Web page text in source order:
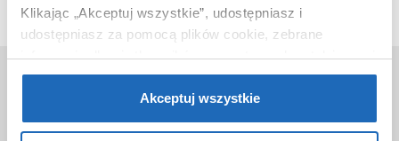
Klikając „Akceptuj wszystkie”, udostępniasz i
udostępniasz za pomocą plików cookie, zebrane
informacje dla użytkowników zewnętrznych, a także nasi
partnerzy reklamowi.Jeśli chcesz, włącz „Tylko
wymagane pliki cookie”.Pamiętaj jednak, że
zablokowane niektóre pliki cookie mogą mieć wpływ na
Akceptuj wszystkie
O nas
O sklepie